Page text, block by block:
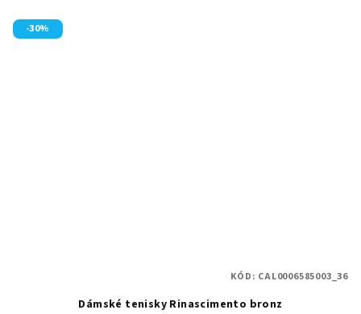
-30%
Dámské tenisky Rinascimento bronz
KÓD: CAL0006585003_36